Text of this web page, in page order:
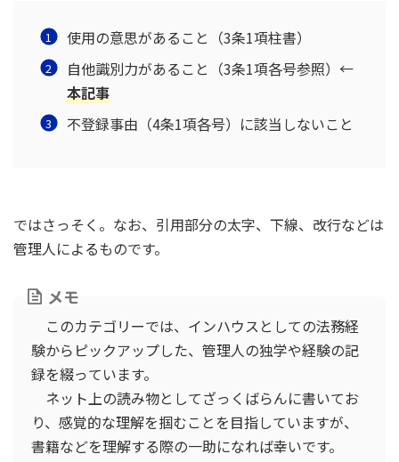
使用の意思があること（3条1項柱書）
自他識別力があること（3条1項各号参照）←
本記事
不登録事由（4条1項各号）に該当しないこと
ではさっそく。なお、引用部分の太字、下線、改行などは
管理人によるものです。
メモ
このカテゴリーでは、インハウスとしての法務経
験からピックアップした、管理人の独学や経験の記
録を綴っています。
ネット上の読み物としてざっくばらんに書いてお
り、感覚的な理解を掴むことを目指していますが、
書籍などを理解する際の一助になれば幸いです。